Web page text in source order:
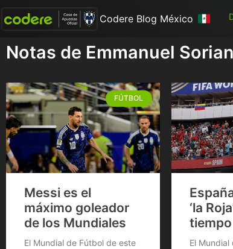
Codere Blog México
Notas de Emmanuel
FÚTBOL
Messi es el
máximo goleador
de los Mundiales
El Mundial de Fútbol de este
‘la
tiempo
El